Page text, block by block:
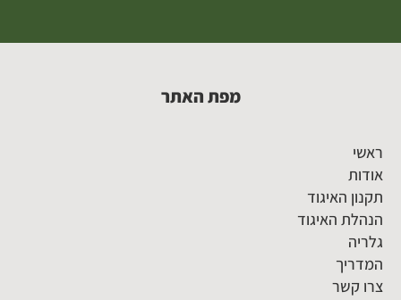
מפת האתר
ראשי
אודות
תקנון האיגוד
הנהלת האיגוד
גלריה
המדריך
צרו קשר